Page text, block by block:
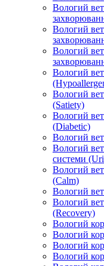
Вологий
Вологий
Вологий
Вологий
Вологий
(Satiety)
Вологий
(Diabetic)
Вологий
Вологий
системи
Вологий
(Calm)
Вологий
Вологий
(Recovery)
Вологий
Вологий
Вологий
Вологий